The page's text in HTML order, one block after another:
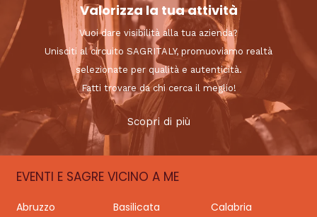
Valorizza la tua attività
Vuoi dare visibilità alla tua azienda?
Unisciti al circuito SAGRITALY, promuoviamo realtà
selezionate per qualità e autenticità.
Fatti trovare da chi cerca il meglio!
Scopri di più
EVENTI E SAGRE VICINO A ME
Abruzzo Basilicata
Calabria